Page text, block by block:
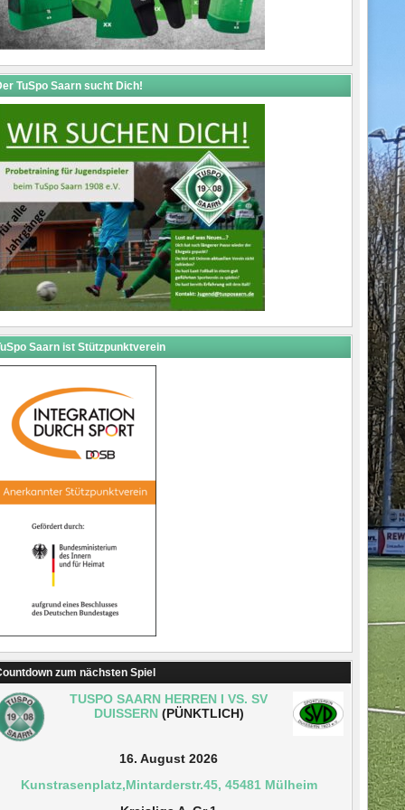
TuSpo Saarn sucht Dich!
Saarn ist Stützpunktverein
zum nächsten Spiel
TUSPO SAARN HERREN I VS. SV
DUISSERN(PÜNKTLICH)
16. August 2026
Kunstrasenplatz,Mintarderstr.45, 45481 Mülheim